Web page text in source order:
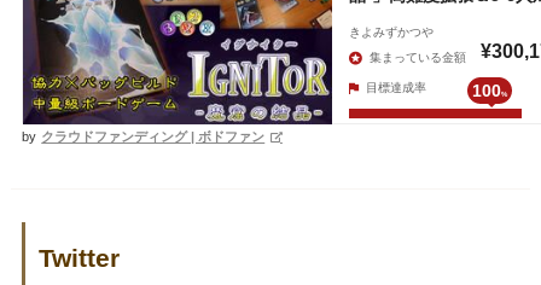
by クラウドファンディング | ボドファン
Twitter